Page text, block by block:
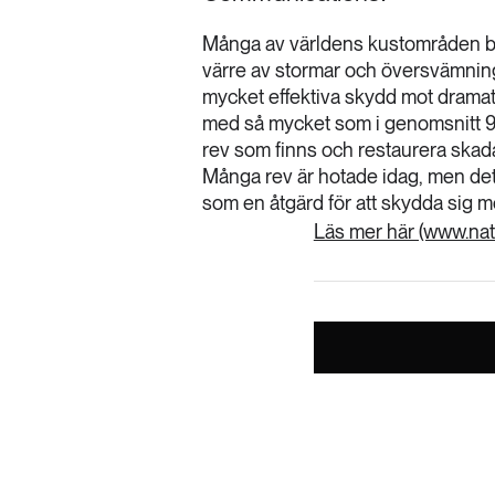
Många av världens kustområden
värre av stormar och
mycket effektiva skydd mot
med så mycket som i genomsnitt
rev som finns och restaurera
Många rev är hotade idag, men
som en åtgärd för att skydda sig
Läs mer här